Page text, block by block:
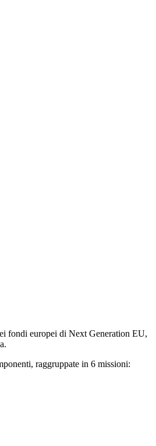
fondi europei di Next Generation EU,
raggruppate in 6 missioni: